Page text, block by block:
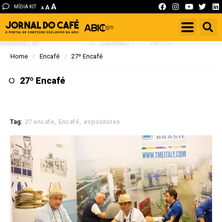
MÍDIA KIT A A A
Home Encafé 27º Encafé
27º Encafé
Tag: 27 encafe Encafé expositores